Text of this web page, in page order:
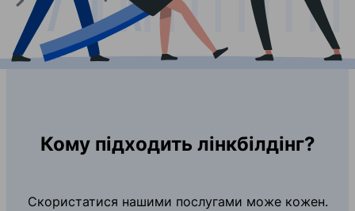
Кому підходить лінкбілдінг?
Скористатися нашими послугами може кожен.